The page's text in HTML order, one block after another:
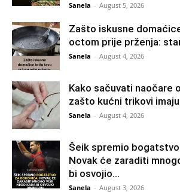
Sanela - August 5, 2026
Zašto iskusne
octom prije prženja:
Sanela - August 4, 2026
Kako sačuvati naočare
zašto kućni trikovi
Sanela - August 4, 2026
Šeik spremio
Novak će zaraditi
bi osvojio...
Sanela - August 3, 2026